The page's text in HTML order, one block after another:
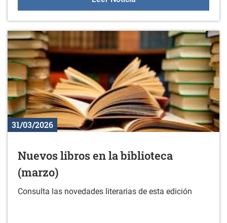
31/03/2026
Nuevos libros en la biblioteca
(marzo)
Consulta las novedades literarias de esta edición